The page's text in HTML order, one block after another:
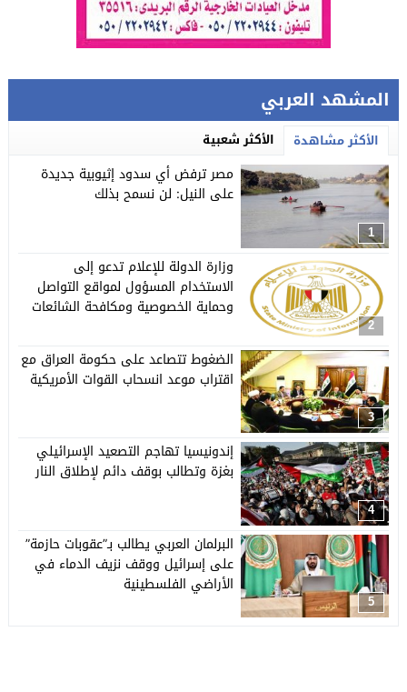
المشهد العربي
الأكثر مشاهدة الأكثر شعبية
1
مصر ترفض أي سدود إثيوبية جديدة
على النيل: لن نسمح بذلك
2
وزارة الدولة للإعلام تدعو إلى
الاستخدام المسؤول لمواقع التواصل
وحماية الخصوصية ومكافحة الشائعات
3
الضغوط تتصاعد على حكومة العراق مع
اقتراب موعد انسحاب القوات الأمريكية
4
إندونيسيا تهاجم التصعيد الإسرائيلي
بغزة وتطالب بوقف دائم لإطلاق النار
5
البرلمان العربي يطالب بـ”عقوبات حازمة”
على إسرائيل ووقف نزيف الدماء في
الأراضي الفلسطينية